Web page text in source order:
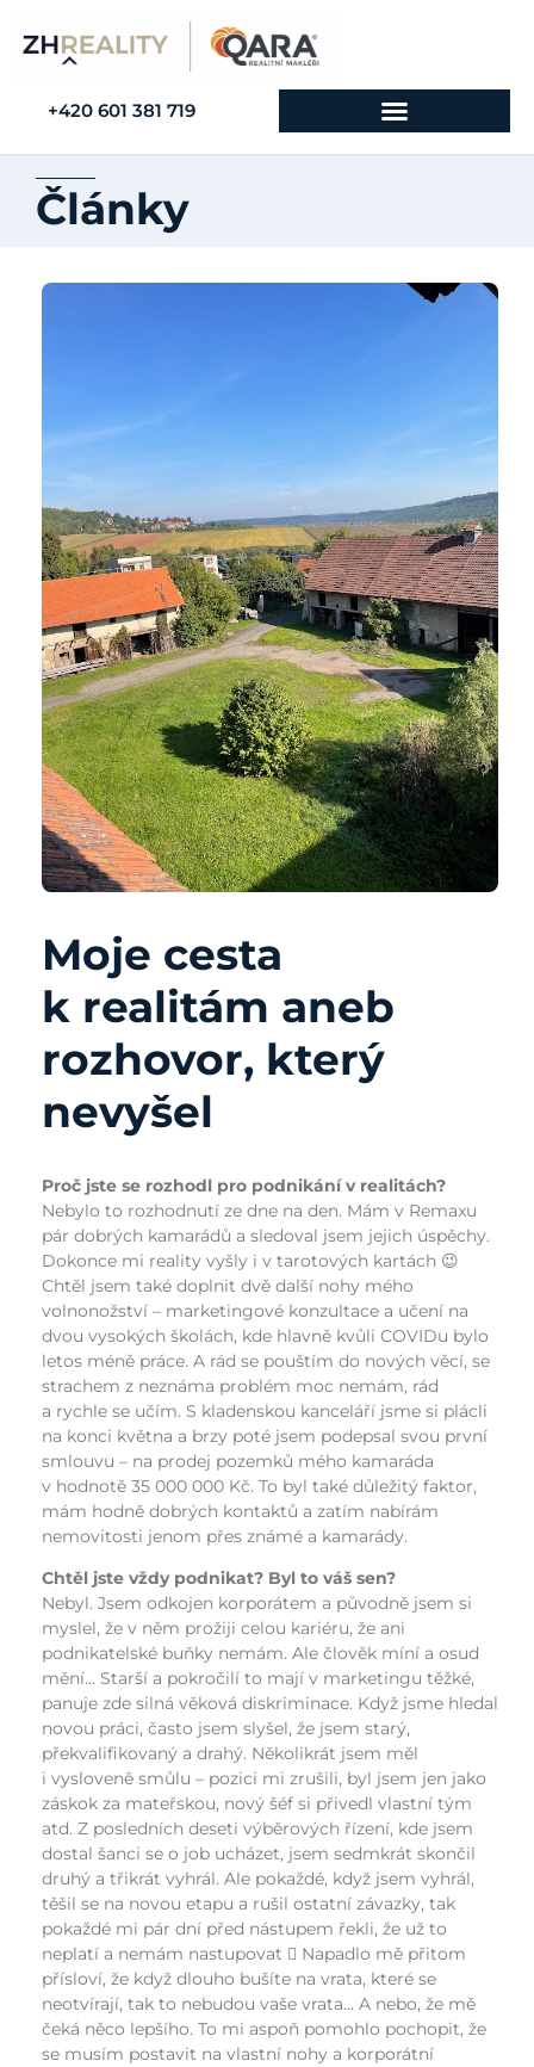
+420 601 381 719
Články
Moje cesta
k realitám aneb
rozhovor, který
nevyšel
Proč jste se rozhodl pro podnikání v realitách?
Nebylo to rozhodnutí ze dne na den. Mám v Remaxu
pár dobrých kamarádů a sledoval jsem jejich úspěchy.
Dokonce mi reality vyšly i v tarotových kartách 😉
Chtěl jsem také doplnit dvě další nohy mého
volnonožství – marketingové konzultace a učení na
dvou vysokých školách, kde hlavně kvůli COVIDu bylo
letos méně práce. A rád se pouštím do nových věcí, se
strachem z neznáma problém moc nemám, rád
a rychle se učím. S kladenskou kanceláří jsme si plácli
na konci května a brzy poté jsem podepsal svou první
smlouvu – na prodej pozemků mého kamaráda
v hodnotě 35 000 000 Kč. To byl také důležitý faktor,
mám hodně dobrých kontaktů a zatím nabírám
nemovitosti jenom přes známé a kamarády.
Chtěl jste vždy podnikat? Byl to váš sen?
Nebyl. Jsem odkojen korporátem a původně jsem si
myslel, že v něm prožiji celou kariéru, že ani
podnikatelské buňky nemám. Ale člověk míní a osud
mění… Starší a pokročilí to mají v marketingu těžké,
panuje zde silná věková diskriminace. Když jsme hledal
novou práci, často jsem slyšel, že jsem starý,
překvalifikovaný a drahý. Několikrát jsem měl
i vysloveně smůlu – pozici mi zrušili, byl jsem jen jako
záskok za mateřskou, nový šéf si přivedl vlastní tým
atd. Z posledních deseti výběrových řízení, kde jsem
dostal šanci se o job ucházet, jsem sedmkrát skončil
druhý a třikrát vyhrál. Ale pokaždé, když jsem vyhrál,
těšil se na novou etapu a rušil ostatní závazky, tak
pokaždé mi pár dní před nástupem řekli, že už to
neplatí a nemám nastupovat  Napadlo mě přitom
přísloví, že když dlouho bušíte na vrata, které se
neotvírají, tak to nebudou vaše vrata… A nebo, že mě
čeká něco lepšího. To mi aspoň pomohlo pochopit, že
se musím postavit na vlastní nohy a korporátní